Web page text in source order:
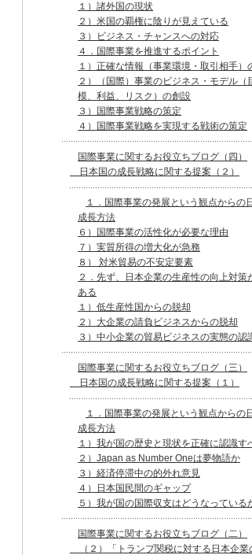
１）諸外国の現状
２）米国の覇権に陰りが見えている
３）ビジネス・チャンスへの対応
４．国際事業を推進するポイント
１）正確な情報（事業環境・取引相手）
２）（国際）事業のビジネス・モデル（
模、利益、リスク）の創設
３）国際事業戦略の策定
４）国際事業戦略を実現する戦術の策定
国際事業に関するお役立ちブログ（四）
日本国の成長戦略に関する提案（２）
１．国際事業の発展という観点からの
成長方法
６）国際事業の活性化が必要な理由
７）実質所得の増大化が急務
８） 対米貿易の不安定要素
２．先ず、日本企業の生産性の向上対策
ある
１）低生産性国からの脱却
２）大企業の請負ビジネスからの脱却
３）中小企業の貿易ビジネスの実態の認
国際事業に関するお役立ちブログ（三）
日本国の成長戦略に関する提案（１）
１．国際事業の発展という観点からの
成長方法
１）我が国の歴史と現状を正確に認識す
２）Japan as Number Oneは夢物語か
３）経済停滞中の的外れ意見
４）日本国民間のギャップ
５）我が国の国際収支はどうなっている
国際事業に関するお役立ちブログ（二）
（２）「トランプ関税に対する日本企業